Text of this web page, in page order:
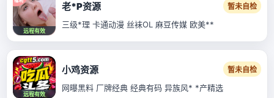
远程有效
老*P资源 暂未自检
三级*理 卡通动漫 丝袜OL 麻豆传媒 欧美**
远程有效
小鸡资源 暂未自检
网曝黑料 厂牌经典 经典有码 异族风* *产精选